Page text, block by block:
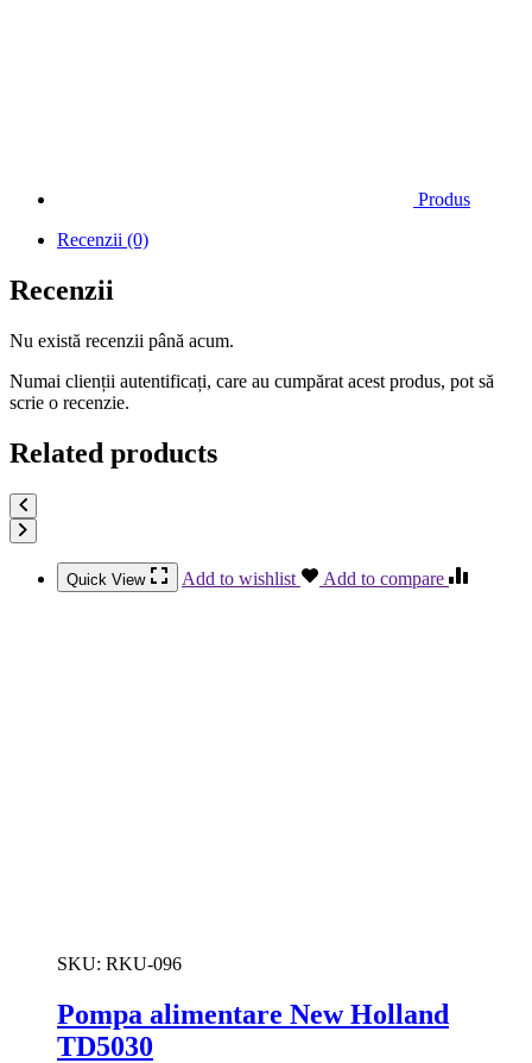
Produs
Recenzii (0)
Recenzii
Nu există recenzii până acum.
Numai clienții autentificați, care au cumpărat acest produs, pot să
scrie o recenzie.
Related products
Quick View Add to wishlist Add to compare
SKU: RKU-096
Pompa alimentare New Holland
TD5030